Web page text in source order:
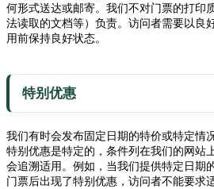
何形式送达或邮寄。我们不对门票的打印
法读取的文档等）负责。访问者需要以良
用前保持良好状态。
特别优惠
我们有时会发布固定日期的特价或特定情
特别优惠是特定的，条件列在我们的网站
会追溯适用。例如，当我们提供特定日期
门票后出现了特别优惠，访问者不能要求